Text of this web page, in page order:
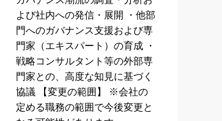
よび社内への発信・展開 ・他部
門へのガバナンス支援および専
門家（エキスパート）の育成 ・
戦略コンサルタント等の外部専
門家との、高度な知見に基づく
協議 【変更の範囲】 ※会社の
定める職務の範囲で今後変更と